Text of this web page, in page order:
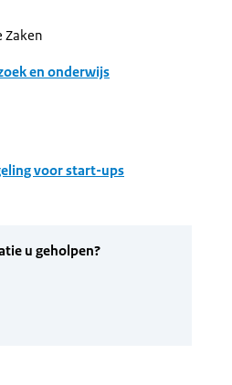
Zaken
en onderwijs
voor start-ups